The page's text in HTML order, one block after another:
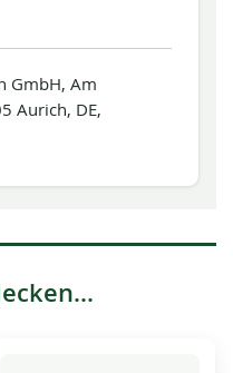
GmbH, Am
Aurich, DE,